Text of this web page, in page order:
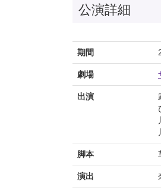
公演詳細
期間
劇場
出演
脚本
演出